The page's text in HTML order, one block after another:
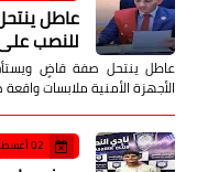
عاطل
للنصب
عاطل ينتحل صفة قاضٍ
الأجهزة الأمنية ملابسات
02 أغسطس 2026